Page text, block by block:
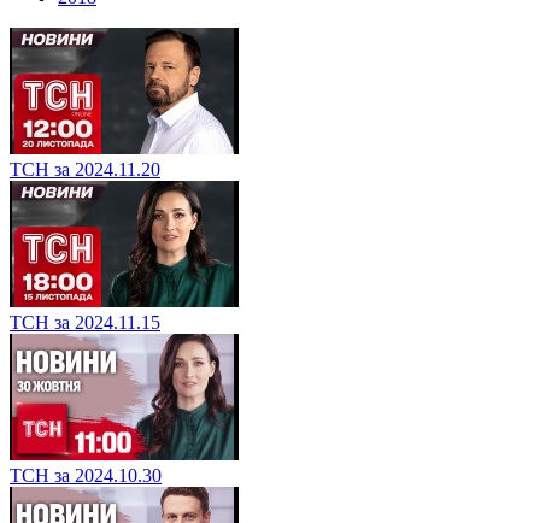
ТСН за 2024.11.20
ТСН за 2024.11.15
ТСН за 2024.10.30